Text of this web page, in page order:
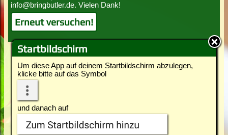
Startbildschirm
Um diese App auf deinem Startbildschirm abzulegen,
klicke bitte auf das Symbol
und danach auf
Erneut versuchen!